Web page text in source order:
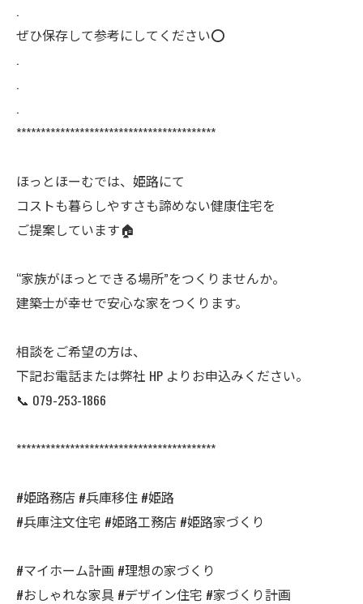
.
ぜひ保存して参考にしてください⭕️
.
.
.
*****************************************
ほっとほーむでは、姫路にて
コストも暮らしやすさも諦めない健康住宅を
ご提案しています🏠
“家族がほっとできる場所”をつくりませんか。
建築士が幸せで安心な家をつくります。
相談をご希望の方は、
下記お電話または弊社 HP よりお申込みください。
📞 079-253-1866
*****************************************
#姫路務店 #兵庫移住 #姫路
#兵庫注文住宅 #姫路工務店 #姫路家づくり
#マイホーム計画 #理想の家づくり
#おしゃれな家具 #デザイン住宅 #家づくり計画